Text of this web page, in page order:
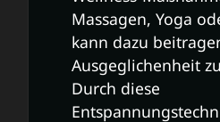
Massagen, Yoga
kann dazu
Ausgeglichenheit
Durch diese